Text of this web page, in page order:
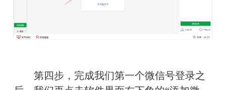
第四步，完成我们第一个微信号登录之